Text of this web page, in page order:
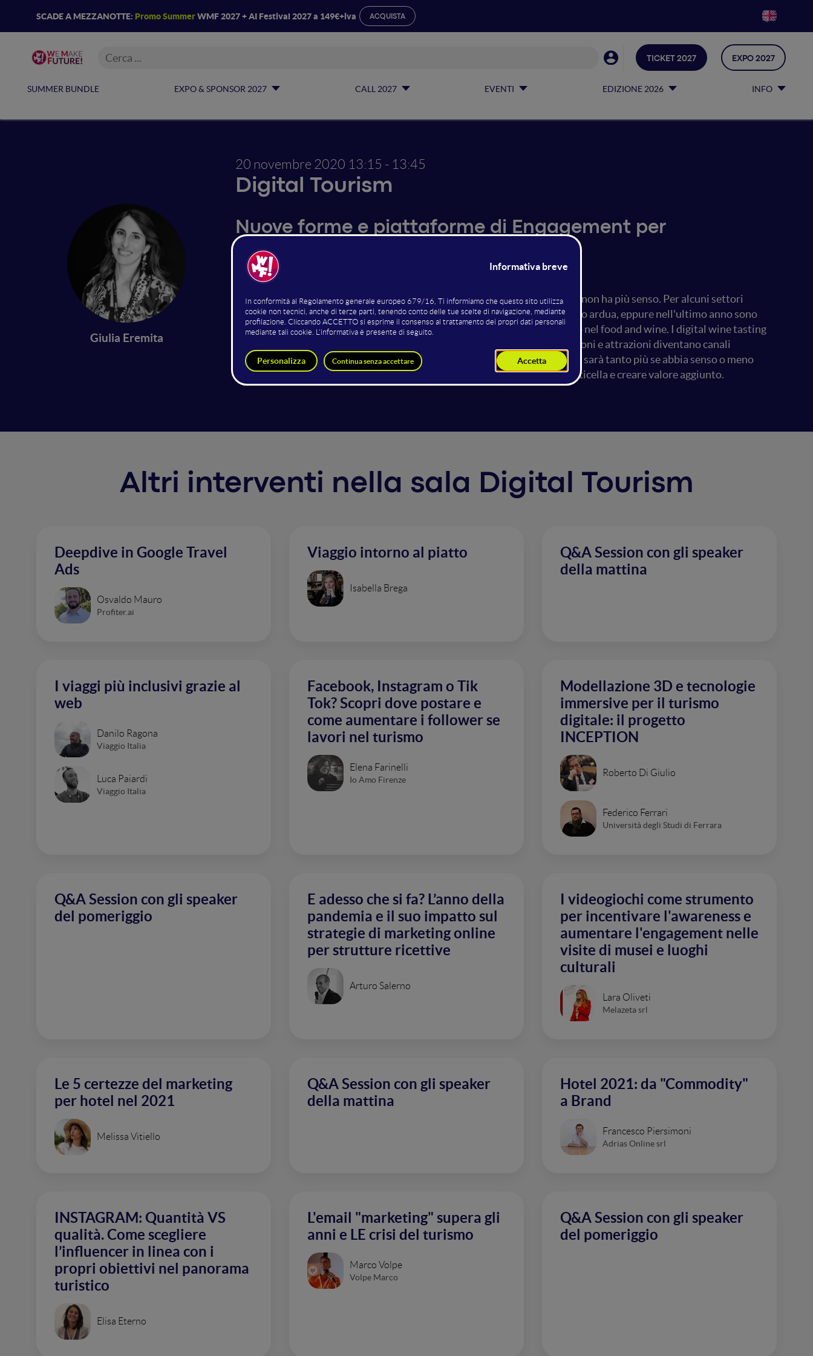
SCADE A MEZZANOTTE: Promo SummerWMF 2027 + AI Festival 2027 a 149€+iva ACQUISTA
SUMMER BUNDLE EXPO & SPONSOR 2027 CALL 2027 EVENTI EDIZIONE 2026 INFO
TICKET 2027 EXPO 2027
Giulia Eremita
20 novembre 2020 13:15 - 13:45
Digital Tourism
Nuove forme e piattaforme di Engagement per
l'Hospitality
In un momento "ON/OFF" della mobilità, ragionare solo per core business non ha più senso. Per alcuni settori
dell'accoglienza, dematerializzare l'esperienza sembra un'impresa piuttosto ardua, eppure nell'ultimo anno sono
nate nuove forme di intrattenimento che aprono nuovi scenari soprattutto nel food and wine. I digital wine tasting
all'estero stanno diventando lo standard; dirette e tour online da destinazioni e attrazioni diventano canali
preferenziali per instaurare una relazione di fiducia. Il punto nel futuro non sarà tanto più se abbia senso o meno
provare a parlare questi nuovi linguaggi, quanto piuttosto come alzare l'asticella e creare valore aggiunto.
Altri interventi nella sala Digital Tourism
Deepdive in Google Travel
Ads
Osvaldo Mauro
Profiter.ai
Viaggio intorno al piatto
Isabella Brega
Q&A Session con gli speaker
della mattina
I viaggi più inclusivi grazie al
web
Danilo Ragona
Viaggio Italia
Luca Paiardi
Viaggio Italia
Facebook, Instagram o Tik
Tok? Scopri dove postare e
come aumentare i follower se
lavori nel turismo
Elena Farinelli
Io Amo Firenze
Modellazione 3D e tecnologie
immersive per il turismo
digitale: il progetto
INCEPTION
Roberto Di Giulio
Federico Ferrari
Università degli Studi di Ferrara
Q&A Session con gli speaker
del pomeriggio
E adesso che si fa? L’anno della
pandemia e il suo impatto sul
strategie di marketing online
per strutture ricettive
Arturo Salerno
I videogiochi come strumento
per incentivare l'awareness e
aumentare l'engagement nelle
visite di musei e luoghi
culturali
Lara Oliveti
Melazeta srl
Le 5 certezze del marketing
per hotel nel 2021
Melissa Vitiello
Q&A Session con gli speaker
della mattina
Hotel 2021: da "Commodity"
a Brand
Francesco Piersimoni
Adrias Online srl
INSTAGRAM: Quantità VS
qualità. Come scegliere
l’influencer in linea con i
propri obiettivi nel panorama
turistico
Elisa Eterno
L'email "marketing" supera gli
anni e LE crisi del turismo
Marco Volpe
Volpe Marco
Q&A Session con gli speaker
del pomeriggio